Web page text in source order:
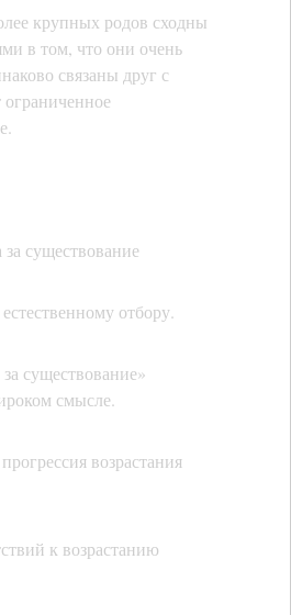
крупных родов сходны
в том, что они очень
связаны друг с
существование
отбору.
существование»
смысле.
возрастания
к возрастанию